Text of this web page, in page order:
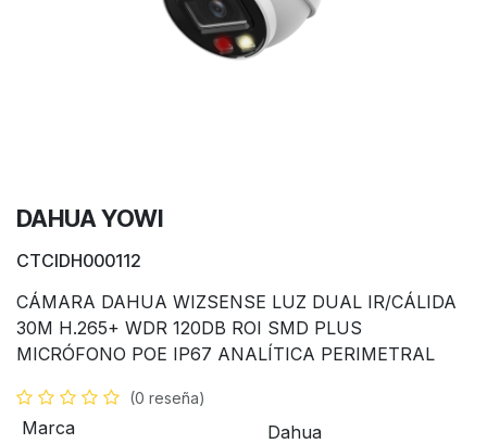
DAHUA YOWI
CTCIDH000112
CÁMARA DAHUA WIZSENSE LUZ DUAL IR/CÁLIDA
30M H.265+ WDR 120DB ROI SMD PLUS
MICRÓFONO POE IP67 ANALÍTICA PERIMETRAL
(0 reseña)
Marca
Dahua